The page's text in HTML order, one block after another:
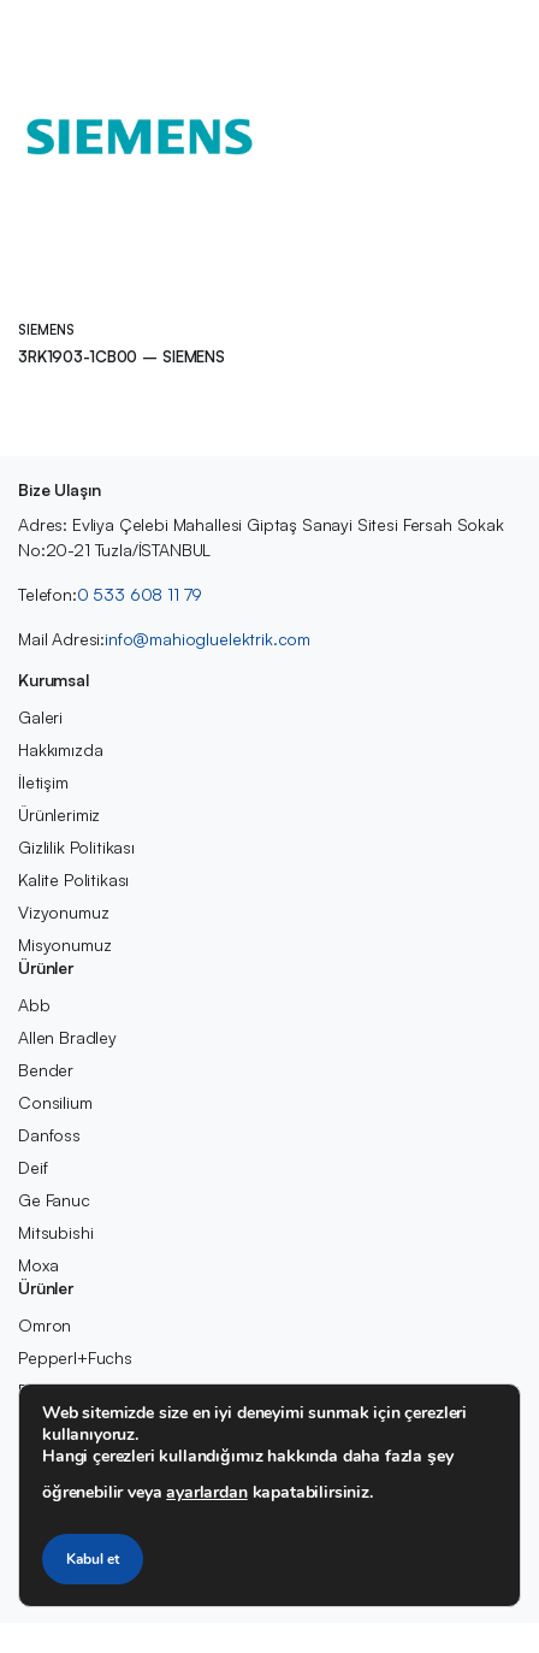
SIEMENS
3RK1903-1CB00 – SIEMENS
Bize Ulaşın
Adres: Evliya Çelebi Mahallesi Giptaş Sanayi Sitesi Fersah Sokak
No:20-21 Tuzla/İSTANBUL
Telefon:0 533 608 11 79
Mail Adresi:info@mahiogluelektrik.com
Kurumsal
Galeri
Hakkımızda
İletişim
Ürünlerimiz
Gizlilik Politikası
Kalite Politikası
Vizyonumuz
Misyonumuz
Ürünler
Abb
Allen Bradley
Bender
Consilium
Danfoss
Deif
Ge Fanuc
Mitsubishi
Moxa
Ürünler
Omron
Pepperl+Fuchs
Pilz
Rexroth
Rolls-Royce
Schneider
Wago
Woodward
Web sitemizde size en iyi deneyimi sunmak için çerezleri
kullanıyoruz.
Hangi çerezleri kullandığımız hakkında daha fazla şey
öğrenebilir veyaayarlardankapatabilirsiniz.
Kabul et